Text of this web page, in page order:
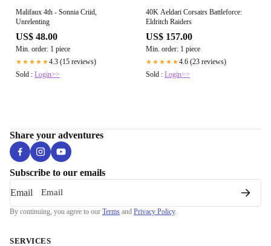
Malifaux 4th - Sonnia Criid,
Unrelenting
US$ 48.00
Min. order: 1 piece
★★★★★4.3 (15 reviews)
Sold : Login>>
40K Aeldari Corsairs Battleforce:
Eldritch Raiders
US$ 157.00
Min. order: 1 piece
★★★★★4.6 (23 reviews)
Sold : Login>>
Share your adventures
Subscribe to our emails
Email
By continuing, you agree to our Terms and Privacy Policy.
SERVICES